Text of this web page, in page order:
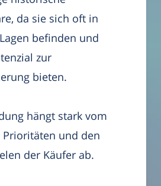
da sie sich oft in
befinden und
zur
bieten.
hängt stark vom
Prioritäten und den
der Käufer ab.